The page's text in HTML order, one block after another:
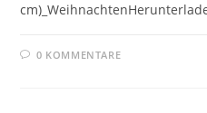
0 KOMMENTARE